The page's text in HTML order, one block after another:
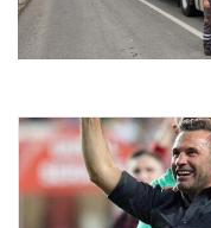
Gaziantep Merkezi
Akücü
24.07.2026 22:08